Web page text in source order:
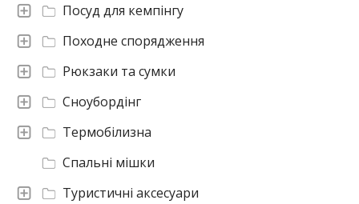
Туристичні аксесуари
Спальні мішки
Термобілизна
Сноубордінг
Рюкзаки та сумки
Походне спорядження
Посуд для кемпінгу